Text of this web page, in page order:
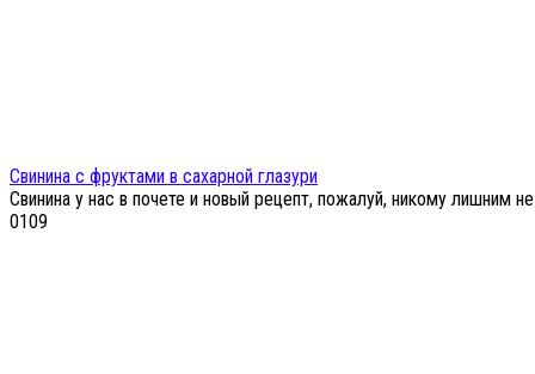
Свинина с фруктами в сахарной глазури
Свинина у нас в почете и новый рецепт, пожалуй, никому
0109